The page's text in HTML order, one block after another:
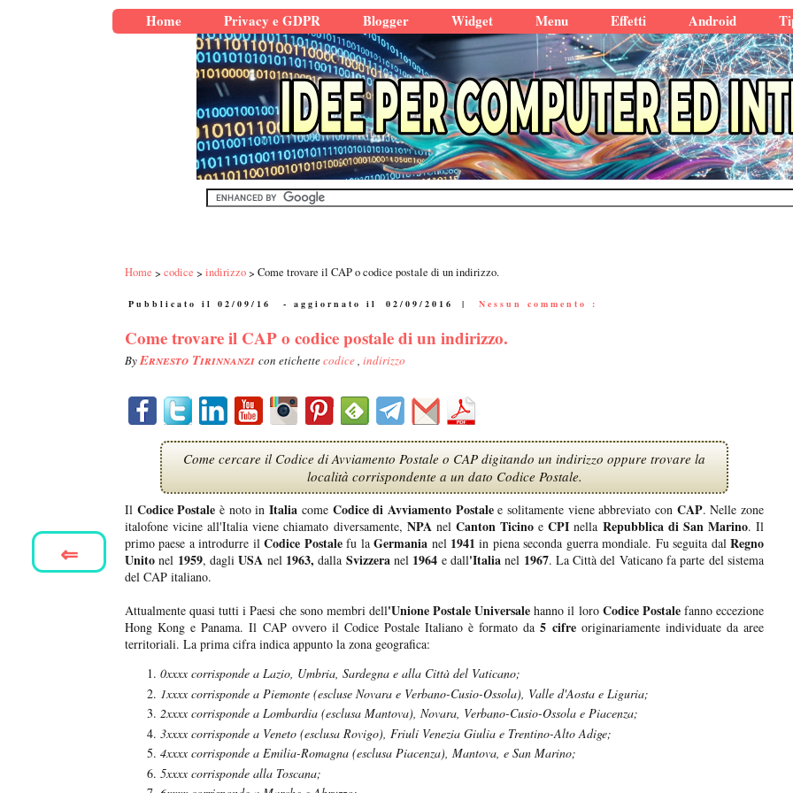
Home Privacy e GDPR Blogger Widget Menu Effetti Android
Home codice indirizzo Come trovare il CAP o codice postale di un indirizzo.
Pubblicato il 02/09/16 - aggiornato il 02/09/2016 | Nessun commento :
Come trovare il CAP o codice postale di un indirizzo.
ByErnesto Tirinnanzi con etichettecodice, indirizzo
Come cercare il Codice di Avviamento Postale o CAP digitando un indirizzo oppure trovare la
località corrispondente a un dato Codice Postale.
Il Codice Postale è noto in Italia come Codice di Avviamento Postalee solitamente viene abbreviato con CAP. Nelle zone
italofone vicine all'Italia viene chiamato diversamente, NPAnelCanton TicinoeCPI nella Repubblica di San Marino. Il
primo paese a introdurre ilCodice Postalefu laGermania nel 1941 in piena seconda guerra mondiale. Fu seguita dalRegno
Unito nel 1959, dagliUSA nel 1963, dalla Svizzera nel 1964 e dall'Italianel 1967. La Città del Vaticano fa parte del sistema
del CAP italiano.
Attualmente quasi tutti i Paesi che sono membri dell'Unione Postale Universalehanno il loro Codice Postalefanno eccezione
Hong Kong e Panama. Il CAP ovvero il Codice Postale Italiano è formato da 5 cifreoriginariamente individuate da aree
territoriali. La prima cifra indica appunto la zona geografica:
0xxxx corrisponde a Lazio, Umbria, Sardegna e alla Città del Vaticano;
1xxxx corrisponde a Piemonte (escluse Novara e Verbano-Cusio-Ossola), Valle d'Aosta e Liguria;
2xxxx corrisponde a Lombardia (esclusa Mantova), Novara, Verbano-Cusio-Ossola e Piacenza;
3xxxx corrisponde a Veneto (esclusa Rovigo), Friuli Venezia Giulia e Trentino-Alto Adige;
4xxxx corrisponde a Emilia-Romagna (esclusa Piacenza), Mantova, e San Marino;
5xxxx corrisponde alla Toscana;
⇐